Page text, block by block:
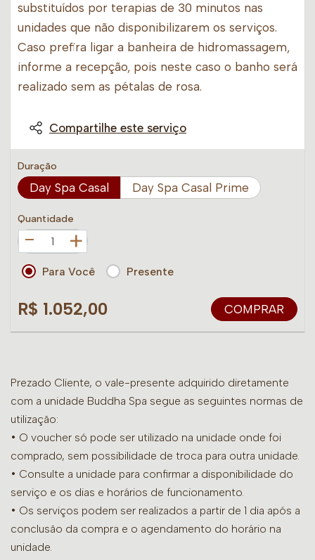
substituídos por terapias de 30 minutos nas
unidades que não disponibilizarem os serviços.
Caso prefira ligar a banheira de hidromassagem,
informe a recepção, pois neste caso o banho será
realizado sem as pétalas de rosa.
Compartilhe este serviço
Duração
Day Spa Casal Day Spa Casal Prime
Quantidade
+
Para Você Presente
R$ 1.052,00 COMPRAR
Prezado Cliente, o vale-presente adquirido diretamente
com a unidade Buddha Spa segue as seguintes normas de
utilização:
• O voucher só pode ser utilizado na unidade onde foi
comprado, sem possibilidade de troca para outra unidade.
• Consulte a unidade para confirmar a disponibilidade do
serviço e os dias e horários de funcionamento.
• Os serviços podem ser realizados a partir de 1 dia após a
conclusão da compra e o agendamento do horário na
unidade.